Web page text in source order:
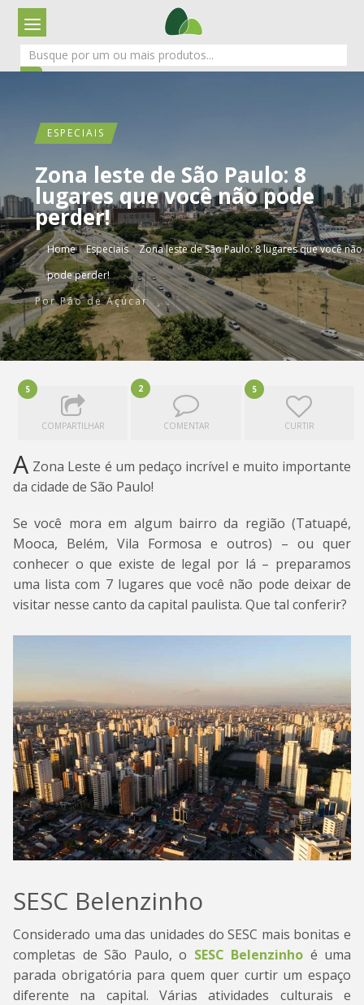
ESPECIAIS
Zona leste de São Paulo: 8
lugares que você não pode
perder!
Home › Especiais › Zona leste de São Paulo: 8 lugares que você não
pode perder!
PorPão de Açúcar
5
COMPARTILHAR
2
COMENTAR
5
CURTIR
A Zona Leste é um pedaço incrível e muito importante
da cidade de São Paulo!
Se você mora em algum bairro da região (Tatuapé,
Mooca, Belém, Vila Formosa e outros) – ou quer
conhecer o que existe de legal por lá – preparamos
uma lista com 7 lugares que você não pode deixar de
visitar nesse canto da capital paulista. Que tal conferir?
SESC Belenzinho
Considerado uma das unidades do SESC mais bonitas e
completas de São Paulo, o SESC Belenzinho é uma
parada obrigatória para quem quer curtir um espaço
diferente na capital. Várias atividades culturais e